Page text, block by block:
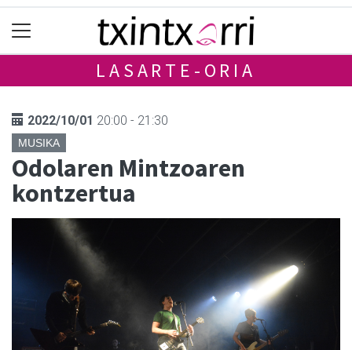
LASARTE-ORIA
2022/10/01 20:00 - 21:30
MUSIKA
Odolaren Mintzoaren
kontzertua